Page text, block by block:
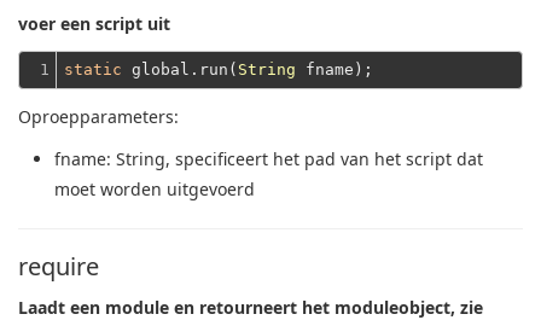
voer een script uit
1 static global.run( String
Oproepparameters:
fname: String, specificeert het pad van het script dat
moet worden uitgevoerd
require
Laadt een module en retourneert het moduleobject, zie